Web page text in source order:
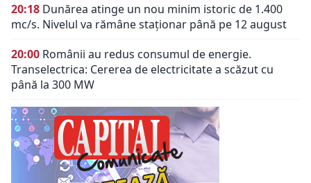
20:18 Dunărea atinge un nou minim istoric de 1.400
mc/s. Nivelul va rămâne staționar până pe 12 august
20:00 Românii au redus consumul de energie.
Transelectrica: Cererea de electricitate a scăzut cu
până la 300 MW